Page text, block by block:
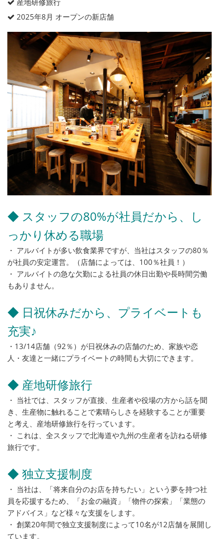
産地研修旅行
2025年8月 オープンの新店舗
◆ スタッフの80%が社員だから、し
っかり休める職場
・ アルバイトが多い飲食業界ですが、当社はスタッフの80％
が社員の安定運営。（店舗によっては、100％社員！）
・ アルバイトの急な欠勤による社員の休日出勤や長時間労働
もありません。
◆ 日祝休みだから、プライベートも
充実♪
・13/14店舗（92％）が日祝休みの店舗のため、家族や恋
人・友達と一緒にプライベートの時間も大切にできます。
◆ 産地研修旅行
・ 当社では、スタッフが直接、生産者や役場の方から話を聞
き、生産物に触れることで素晴らしさを経験することが重要
と考え、産地研修旅行を行っています。
・ これは、全スタッフで北海道や九州の生産者を訪ねる研修
旅行です。
◆ 独立支援制度
・ 当社は、「将来自分のお店を持ちたい」という夢を持つ社
員を応援するため、「お金の融資」「物件の探索」「業態の
アドバイス」など様々な支援をします。
・ 創業20年間で独立支援制度によって10名が12店舗を展開し
ています。